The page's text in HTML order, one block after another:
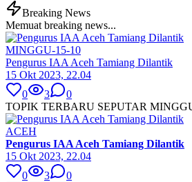
Breaking News
Memuat breaking news...
MINGGU-15-10
Pengurus IAA Aceh Tamiang Dilantik
15 Okt 2023, 22.04
0
3
0
TOPIK TERBARU SEPUTAR
ACEH
Pengurus IAA Aceh Tamiang Dilantik
15 Okt 2023, 22.04
0
3 0